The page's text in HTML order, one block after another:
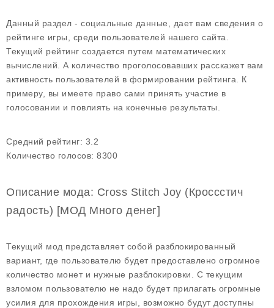
Данный раздел - социальные данные, дает вам сведения о
рейтинге игры, среди пользователей нашего сайта.
Текущий рейтинг создается путем математических
вычислений. А количество проголосовавших расскажет вам
активность пользователей в формировании рейтинга. К
примеру, вы имеете право сами принять участие в
голосовании и повлиять на конечные результаты.
Средний рейтинг: 3.2
Количество голосов: 8300
Описание мода: Cross Stitch Joy (Кроссстич
радость) [МОД Много денег]
Текущий мод представляет собой разблокированный
вариант, где пользователю будет предоставлено огромное
количество монет и нужные разблокировки. С текущим
взломом пользователю не надо будет прилагать огромные
усилия для прохождения игры, возможно будут доступны